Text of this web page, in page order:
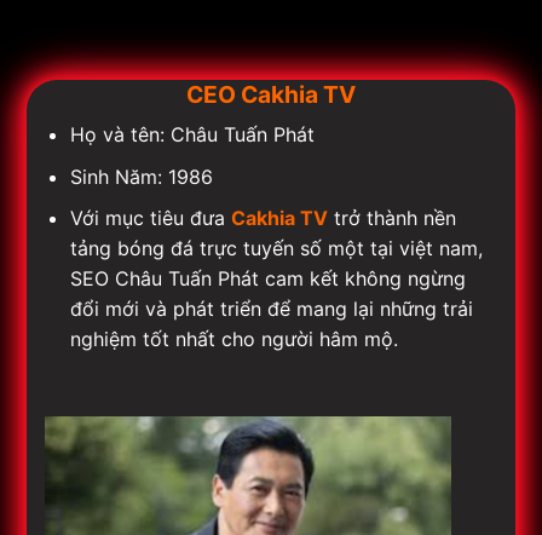
CEO Cakhia TV
Họ và tên: Châu Tuấn Phát
Sinh Năm: 1986
Với mục tiêu đưaCakhia TV trở thành nền
tảng bóng đá trực tuyến số một tại việt nam,
SEO Châu Tuấn Phát cam kết không ngừng
đổi mới và phát triển để mang lại những trải
nghiệm tốt nhất cho người hâm mộ.